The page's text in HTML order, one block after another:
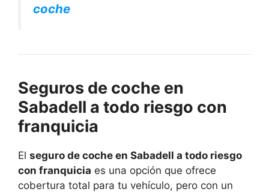
coche
Seguros de coche en
Sabadell a todo riesgo con
franquicia
El seguro de coche en Sabadell a todo riesgo
con franquicia es una opción que ofrece
cobertura total para tu vehículo, pero con un